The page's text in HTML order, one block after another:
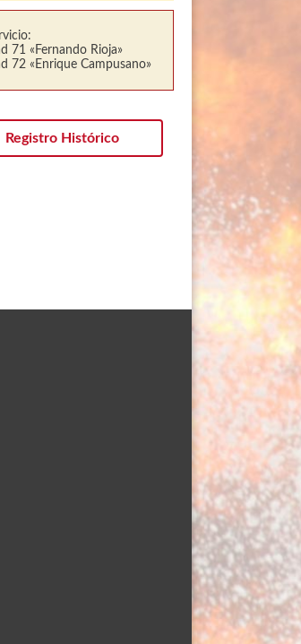
71 «Fernando Rioja»
72 «Enrique Campusano»
Registro Histórico